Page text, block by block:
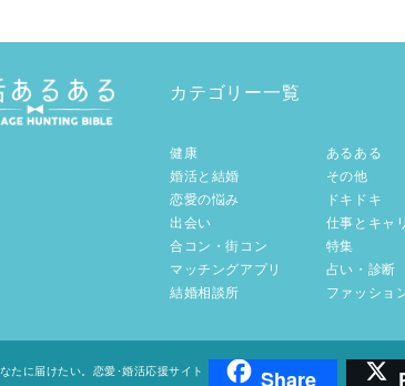
カテゴリー一覧
健康
婚活と結婚
恋愛の悩み
出会い
合コン・街コン
マッチングアプリ
結婚相談所
あるある
その他
ドキドキ
仕事とキャ
特集
占い・診断
ファッショ
たに届けたい。恋愛･婚活応援サイト Share